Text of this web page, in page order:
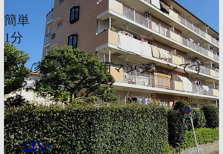
簡単
1分
本人/家族の居住用マンションです
か？
質問に答えて査定依頼スタート
はい